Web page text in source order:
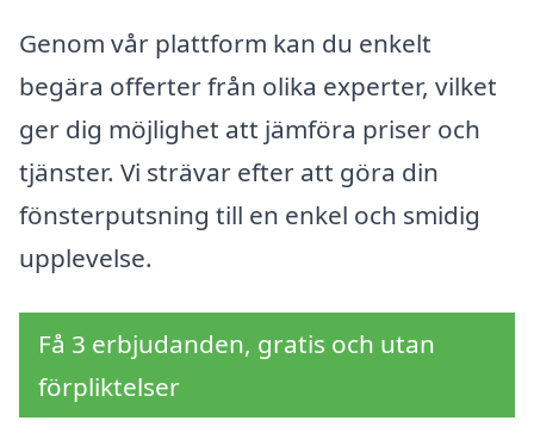
Genom vår plattform kan du enkelt
begära offerter från olika experter, vilket
ger dig möjlighet att jämföra priser och
tjänster. Vi strävar efter att göra din
fönsterputsning till en enkel och smidig
upplevelse.
Få 3 erbjudanden, gratis och utan
förpliktelser